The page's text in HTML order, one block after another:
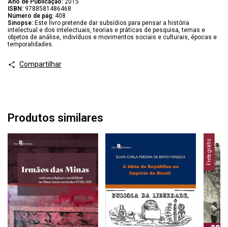
Ano de Publicação: 2015
ISBN: 9788581486468
Número de pág: 408
Sinopse: Este livro pretende dar subsídios para pensar a história
intelectual e dos intelectuais, teorias e práticas de pesquisa, temas e
objetos de análise, indivíduos e movimentos sociais e culturais, épocas e
temporalidades.
Compartilhar
Produtos similares
Frete grátis